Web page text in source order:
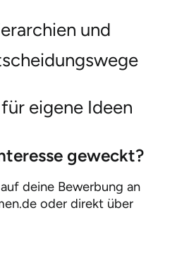
und
eigene Ideen
geweckt?
deine Bewerbung an
oder direkt über